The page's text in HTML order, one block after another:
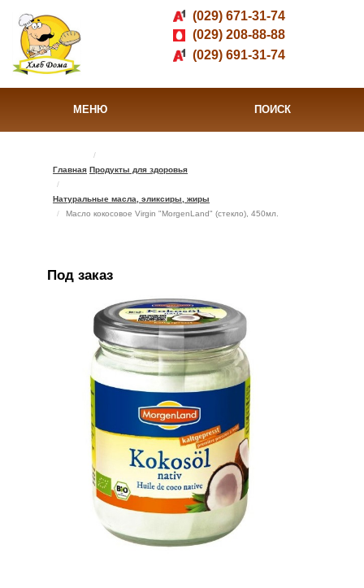
(029) 671-31-74
(029) 208-88-88
(029) 691-31-74
МЕНЮ ПОИСК
Главная Продукты для здоровья
Натуральные масла, эликсиры, жиры
Масло кокосовое Virgin "MorgenLand" (стекло), 450мл.
Под заказ